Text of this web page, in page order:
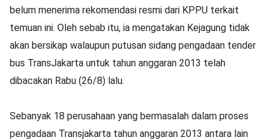
belum menerima rekomendasi resmi dari KPPU terkait
temuan ini. Oleh sebab itu, ia mengatakan Kejagung tidak
akan bersikap walaupun putusan sidang pengadaan tender
bus TransJakarta untuk tahun anggaran 2013 telah
dibacakan Rabu (26/8) lalu.
Sebanyak 18 perusahaan yang bermasalah dalam proses
pengadaan Transjakarta tahun anggaran 2013 antara lain